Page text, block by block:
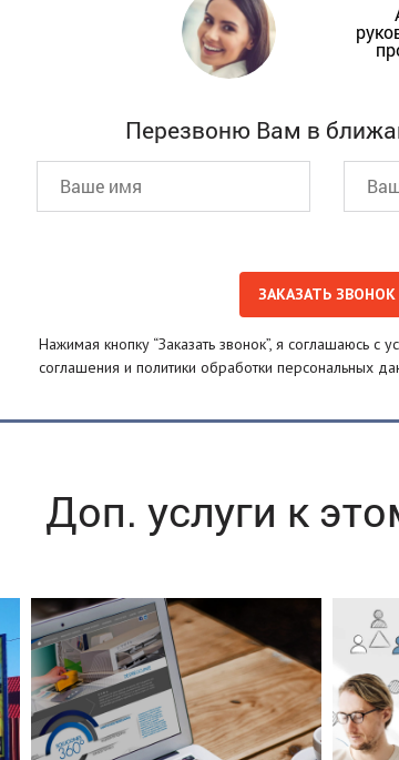
Перезвоню Вам в
Нажимая кнопку “Заказать звонок”, я соглашаюсь с
соглашения и политики обработки персональных
Доп. услуги к
Создание сайтов